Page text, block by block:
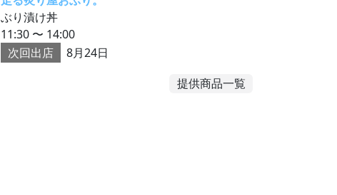
ぶり漬け丼
11:30 〜 14:00
次回出店
8月24日
提供商品一覧